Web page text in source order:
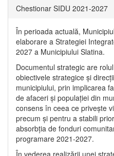
Chestionar SIDU 2021-2027
În perioada actuală,
elaborare a Strategiei
2027 a Municipiului Slatina.
Documentul strategic are
obiectivele strategice și
municipiului, prin implicarea
de afaceri și populației din
consens în ceea ce privește
precum și pentru a stabili
absorbția de fonduri
programare 2021-2027.
În vederea realizării unei